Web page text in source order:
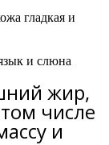
гладкая и
и слюна
жир,
числе
и